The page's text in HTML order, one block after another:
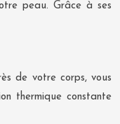
peau. Grâce à ses
de votre corps, vous
thermique constante